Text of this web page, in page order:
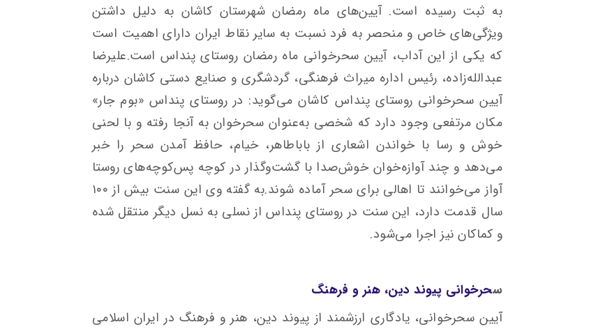
به ثبت رسیده است. آیین‌های ماه رمضان شهرستان کاشان به دلیل داشتن
ویژگی‌های خاص و منحصر به فرد نسبت به سایر نقاط ایران دارای اهمیت است
که یکی از این آداب، آیین سحرخوانی ماه رمضان روستای پنداس است.علیرضا
عبدالله‌زاده، رئیس اداره میراث فرهنگی، گردشگری و صنایع دستی کاشان درباره
آیین سحرخوانی روستای پنداس کاشان می‌گوید: در روستای پنداس «بوم جار»
مکان مرتفعی وجود دارد که شخصی به‌عنوان سحرخوان به آنجا رفته و با لحنی
خوش و رسا با خواندن اشعاری از باباطاهر، خیام، حافظ آمدن سحر را خبر
می‌دهد و چند آوازه‌خوان خوش‌صدا با گشت‌وگذار در کوچه پس‌کوچه‌های روستا
آواز می‌خوانند تا اهالی برای سحر آماده شوند.به گفته وی این سنت بیش از ۱۰۰
سال قدمت دارد، این سنت در روستای پنداس از نسلی به نسل دیگر منتقل شده
و کماکان نیز اجرا می‌شود.
سحرخوانی پیوند دین، هنر و فرهنگ
آیین سحرخوانی، یادگاری ارزشمند از پیوند دین، هنر و فرهنگ در ایران اسلامی